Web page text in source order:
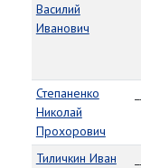
Василий
Иванович
Степаненко
Николай
Прохорович
Тиличкин Иван